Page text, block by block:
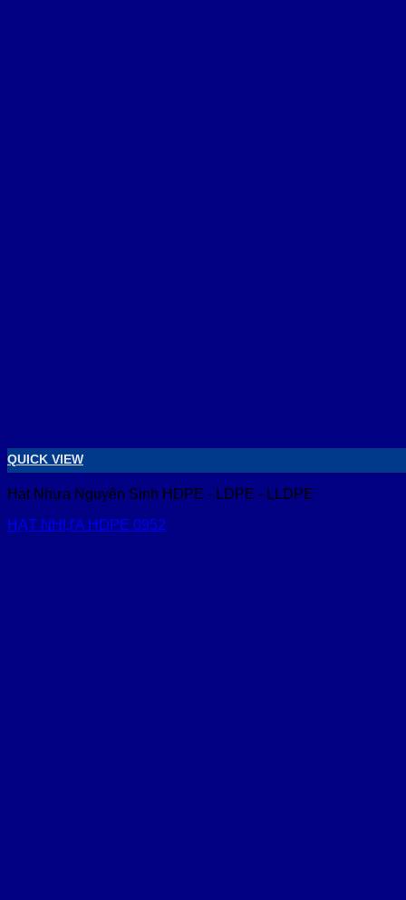
QUICK VIEW
Hạt Nhựa Nguyên Sinh HDPE - LDPE - LLDPE
HẠT NHỰA HDPE 0952